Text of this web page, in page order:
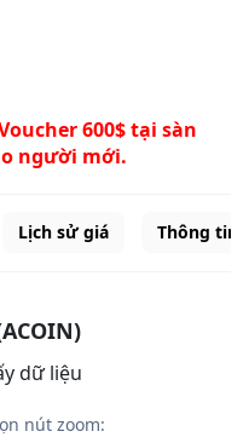
600$ tại sàn
người mới.
Lịch sử giá Thông tin
dữ liệu
nút zoom: